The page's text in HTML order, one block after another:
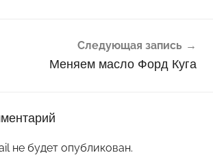
Следующая запись
Меняем масло Форд Куга
не будет опубликован.